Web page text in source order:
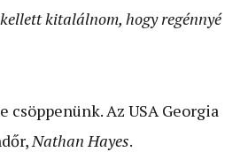
kitalálnom, hogy regénnyé
Az USA Georgia
Nathan Hayes.